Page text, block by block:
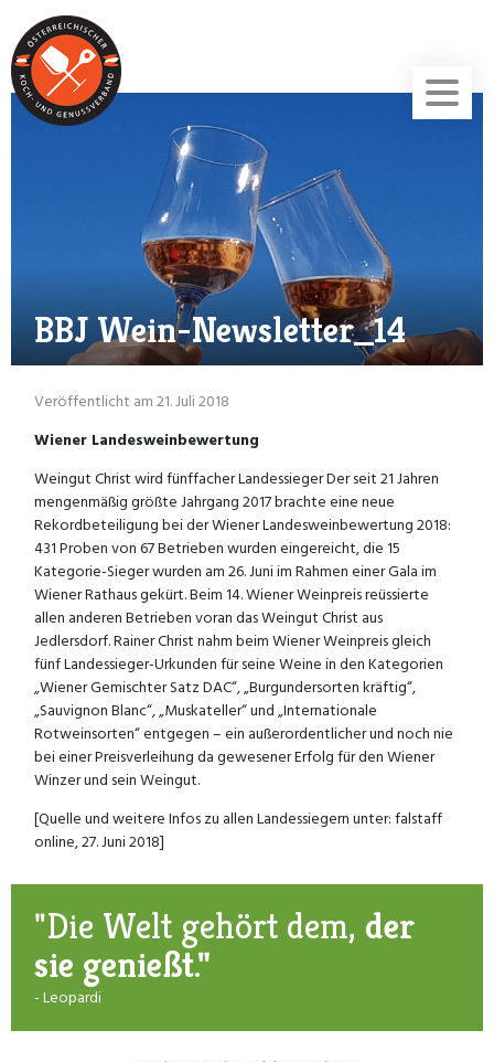
BBJ Wein-Newsletter_14
Veröffentlicht am 21. Juli 2018
Wiener Landesweinbewertung
Weingut Christ wird fünffacher Landessieger Der seit 21 Jahren
mengenmäßig größte Jahrgang 2017 brachte eine neue
Rekordbeteiligung bei der Wiener Landesweinbewertung 2018:
431 Proben von 67 Betrieben wurden eingereicht, die 15
Kategorie-Sieger wurden am 26. Juni im Rahmen einer Gala im
Wiener Rathaus gekürt. Beim 14. Wiener Weinpreis reüssierte
allen anderen Betrieben voran das Weingut Christ aus
Jedlersdorf. Rainer Christ nahm beim Wiener Weinpreis gleich
fünf Landessieger-Urkunden für seine Weine in den Kategorien
„Wiener Gemischter Satz DAC“, „Burgundersorten kräftig“,
„Sauvignon Blanc“, „Muskateller“ und „Internationale
Rotweinsorten“ entgegen – ein außerordentlicher und noch nie
bei einer Preisverleihung da gewesener Erfolg für den Wiener
Winzer und sein Weingut.
[Quelle und weitere Infos zu allen Landessiegern unter: falstaff
online, 27. Juni 2018]
"Die Welt gehört dem, der
sie genießt."
- Leopardi